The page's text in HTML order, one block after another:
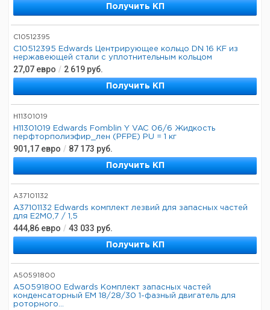
Получить КП
C10512395
C10512395 Edwards Центрирующее кольцо DN 16 KF из
нержавеющей стали с уплотнительным кольцом
27,07 евро / 2 619 руб.
Получить КП
H11301019
H11301019 Edwards Fomblin Y VAC 06/6 Жидкость
перфторполиэфир_лен (PFPE) PU = 1 кг
901,17 евро / 87 173 руб.
Получить КП
A37101132
A37101132 Edwards комплект лезвий для запасных частей
для E2M0,7 / 1,5
444,86 евро / 43 033 руб.
Получить КП
A50591800
A50591800 Edwards Комплект запасных частей
конденсаторный EM 18/28/30 1-фазный двигатель для
роторного...